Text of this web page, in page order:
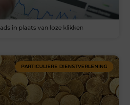
in plaats van loze klikken
PARTICULIERE DIENSTVERLENING